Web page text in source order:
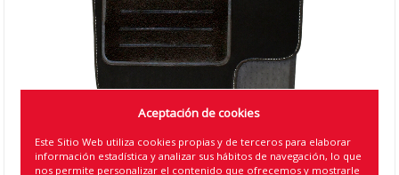
Aceptación de cookies
Este Sitio Web utiliza cookies propias y de terceros para elaborar
información estadística y analizar sus hábitos de navegación, lo que
nos permite personalizar el contenido que ofrecemos y mostrarle